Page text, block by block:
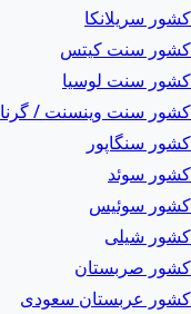
کشور سریلانکا
کشور سنت کیتس
کشور سنت لوسیا
کشور سنت وینسنت /
کشور سنگاپور
کشور سوئد
کشور سوئیس
کشور شیلی
کشور صربستان
کشور عربستان سعودی